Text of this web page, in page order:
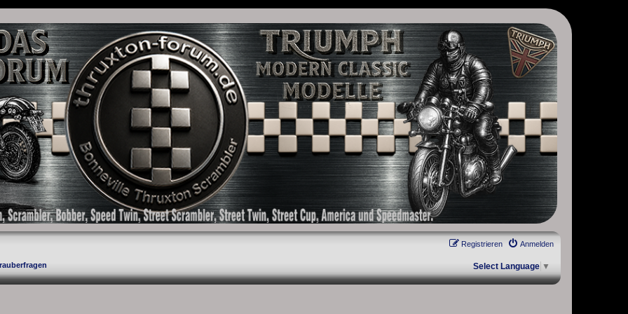
Forum für die New Bonneville Baureihen ab BJ 2001. Triumph Bonneville, Thruxton, Scrambler, Bobber, Speed Twin, Street Scrambler, Street Twin,
Anmelden
Registrieren
Select Language ▼